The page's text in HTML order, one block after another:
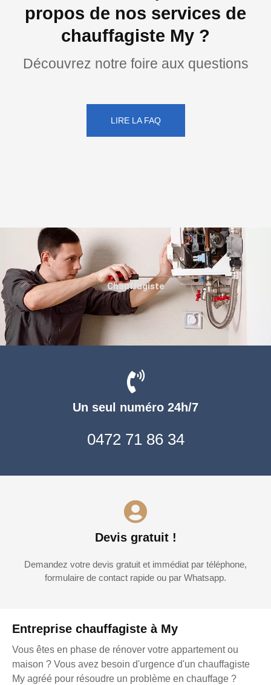
propos de nos services de
chauffagiste My ?
Découvrez notre foire aux questions
LIRE LA FAQ
Entreprise chauffagiste à My
Vous êtes en phase de rénover votre appartement ou
maison ? Vous avez besoin d'urgence d'un chauffagiste
My agréé pour résoudre un problème en chauffage ?
Un seul numéro 24h/7
0472 71 86 34
Devis gratuit !
Demandez votre devis gratuit et immédiat par téléphone,
formulaire de contact rapide ou par Whatsapp.
Chauffagiste